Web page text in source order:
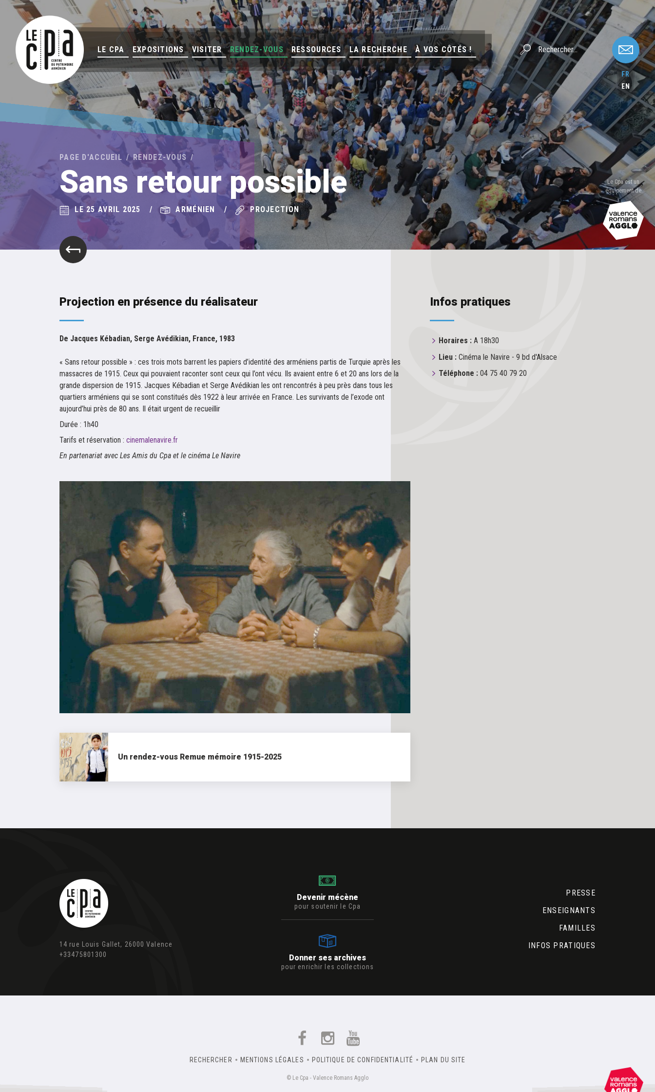
LE CPA EXPOSITIONS VISITER RENDEZ-VOUS RESSOURCES LA RECHERCHE À VOS CÔTÉS !
FR
EN
Le Cpa est un
équipement de
PAGE D'ACCUEIL RENDEZ-VOUS
Sans retour possible
LE 25 AVRIL 2025 ARMÉNIEN PROJECTION
Projection en présence du réalisateur
De Jacques Kébadian, Serge Avédikian, France, 1983
« Sans retour possible » : ces trois mots barrent les papiers d’identité des arméniens partis de Turquie après les
massacres de 1915. Ceux qui pouvaient raconter sont ceux qui l’ont vécu. Ils avaient entre 6 et 20 ans lors de la
grande dispersion de 1915. Jacques Kébadian et Serge Avédikian les ont rencontrés à peu près dans tous les
quartiers arméniens qui se sont constitués dès 1922 à leur arrivée en France. Les survivants de l’exode ont
aujourd’hui près de 80 ans. Il était urgent de recueillir
Durée : 1h40
Tarifs et réservation : cinemalenavire.fr
En partenariat avec Les Amis du Cpa et le cinéma Le Navire
Un rendez-vous Remue mémoire 1915-2025
Infos pratiques
Horaires : A 18h30
Lieu : Cinéma le Navire - 9 bd d'Alsace
Téléphone : 04 75 40 79 20
14 rue Louis Gallet, 26000 Valence
+33475801300
PRESSE
ENSEIGNANTS
FAMILLES
INFOS PRATIQUES
Devenir mécène
pour soutenir le Cpa
Donner ses archives
pour enrichir les collections
RECHERCHER MENTIONS LÉGALES POLITIQUE DE CONFIDENTIALITÉ PLAN DU SITE
© Le Cpa - Valence Romans Agglo